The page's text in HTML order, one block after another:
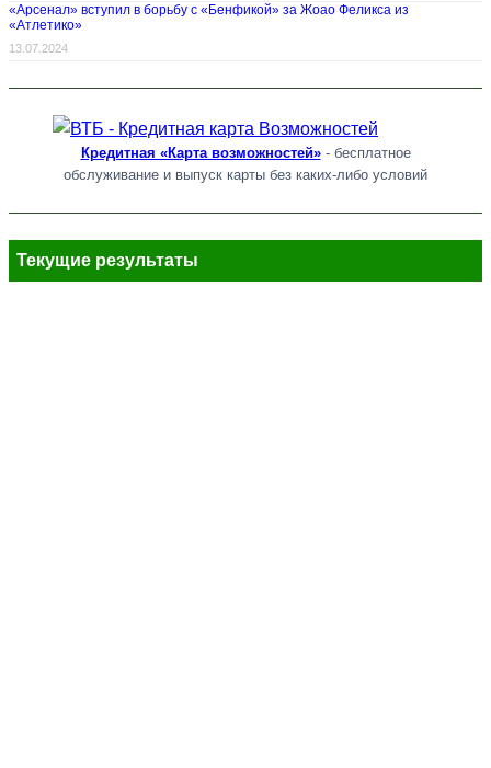
«Арсенал» вступил в борьбу с «Бенфикой» за Жоао Феликса из
«Атлетико»
13.07.2024
Кредитная «Карта возможностей»- бесплатное
обслуживание и выпуск карты без каких-либо условий
Текущие результаты